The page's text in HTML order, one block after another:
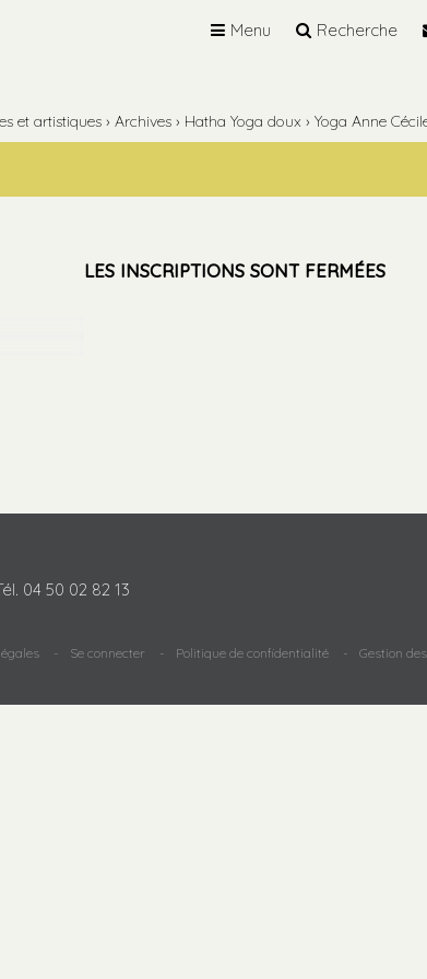
Menu Recherche
et artistiques › Archives › Hatha Yoga doux › Yoga Anne
LES INSCRIPTIONS SONT FERMÉES
04 50 02 82 13
Se connecter Politique de confidentialité Gestion